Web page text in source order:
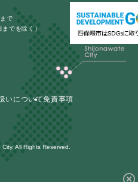
で
までを除く）
いについて免責事項
All Rights Reserved.